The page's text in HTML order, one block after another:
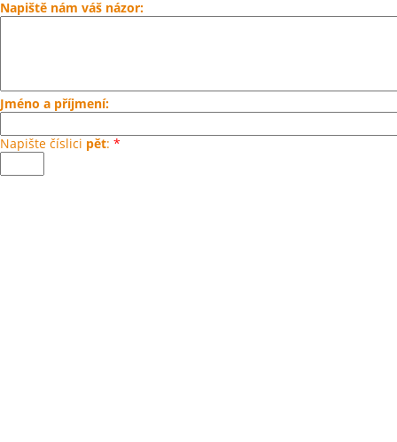
Napiště nám váš názor:
Jméno a příjmení:
Napište číslici pět: *